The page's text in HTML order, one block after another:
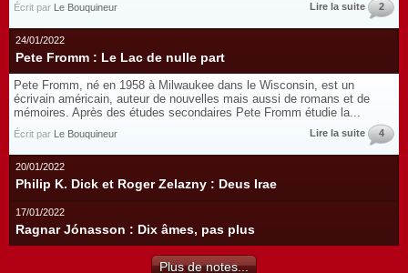
Écrit par Le Bouquineur Lire la suite 2
24/01/2022
Pete Fromm : Le Lac de nulle part
Pete Fromm, né en 1958 à Milwaukee dans le Wisconsin, est un
écrivain américain, auteur de nouvelles mais aussi de romans et de
mémoires. Après des études secondaires Pete Fromm étudie la...
Écrit par Le Bouquineur Lire la suite 4
20/01/2022
Philip K. Dick et Roger Zelazny : Deus Irae
17/01/2022
Ragnar Jónasson : Dix âmes, pas plus
Plus de notes...